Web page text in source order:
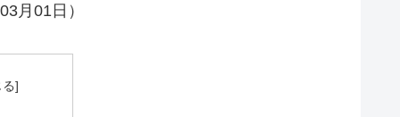
月01日）